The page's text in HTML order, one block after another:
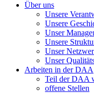
Über uns
Unsere
Unsere
Unser
Unsere
Unser
Unser
Arbeiten in der DAA
Teil der DAA
offene Stellen